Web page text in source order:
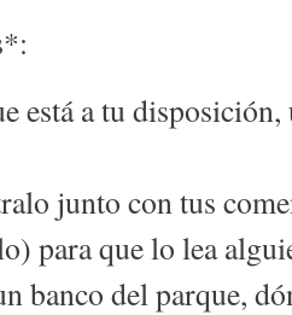
está a tu
junto con tus
para que lo lea
banco del parque,